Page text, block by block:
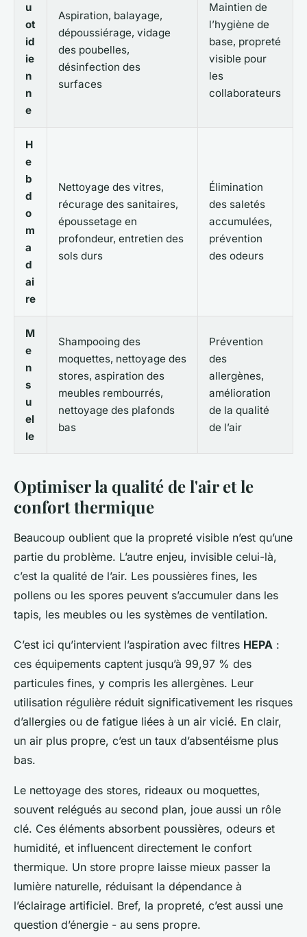
u
ot
id
ie
n
n
e
Aspiration, balayage,
dépoussiérage, vidage
des poubelles,
désinfection des
surfaces
Maintien de
l’hygiène de
base, propreté
visible pour
les
collaborateurs
H
e
b
d
o
m
a
d
ai
re
Nettoyage des vitres,
récurage des sanitaires,
époussetage en
profondeur, entretien des
sols durs
Élimination
des saletés
accumulées,
prévention
des odeurs
M
e
n
s
u
el
le
Shampooing des
moquettes, nettoyage des
stores, aspiration des
meubles rembourrés,
nettoyage des plafonds
bas
Prévention
des
allergènes,
amélioration
de la qualité
de l’air
Optimiser la qualité de l'air et le
confort thermique
Beaucoup oublient que la propreté visible n’est qu’une
partie du problème. L’autre enjeu, invisible celui-là,
c’est la qualité de l’air. Les poussières fines, les
pollens ou les spores peuvent s’accumuler dans les
tapis, les meubles ou les systèmes de ventilation.
C’est ici qu’intervient l’aspiration avec filtres HEPA :
ces équipements captent jusqu’à 99,97 % des
particules fines, y compris les allergènes. Leur
utilisation régulière réduit significativement les risques
d’allergies ou de fatigue liées à un air vicié. En clair,
un air plus propre, c’est un taux d’absentéisme plus
bas.
Le nettoyage des stores, rideaux ou moquettes,
souvent relégués au second plan, joue aussi un rôle
clé. Ces éléments absorbent poussières, odeurs et
humidité, et influencent directement le confort
thermique. Un store propre laisse mieux passer la
lumière naturelle, réduisant la dépendance à
l’éclairage artificiel. Bref, la propreté, c’est aussi une
question d’énergie - au sens propre.